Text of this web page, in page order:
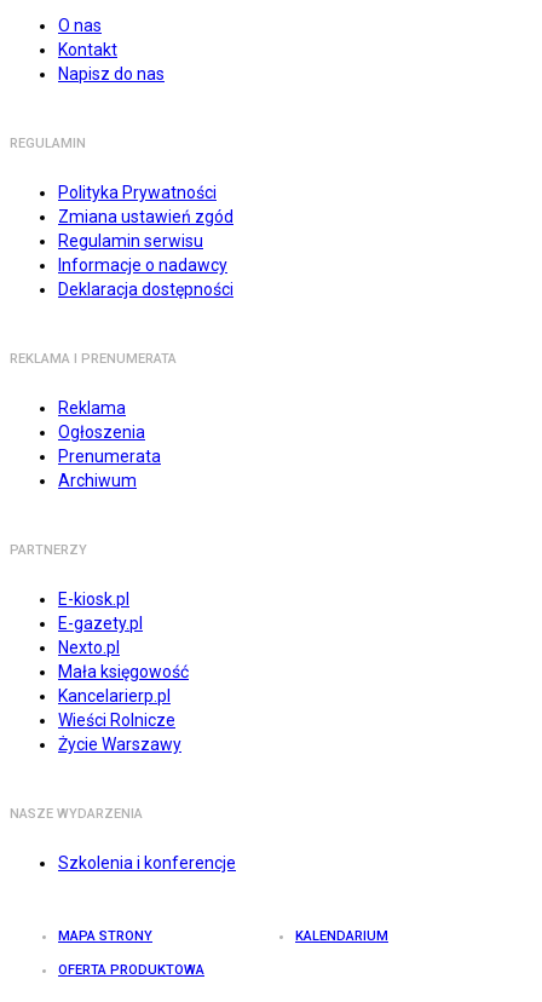
O nas
Kontakt
Napisz do nas
REGULAMIN
Polityka Prywatności
Zmiana ustawień zgód
Regulamin serwisu
Informacje o nadawcy
Deklaracja dostępności
REKLAMA I PRENUMERATA
Reklama
Ogłoszenia
Prenumerata
Archiwum
PARTNERZY
E-kiosk.pl
E-gazety.pl
Nexto.pl
Mała księgowość
Kancelarierp.pl
Wieści Rolnicze
Życie Warszawy
NASZE WYDARZENIA
Szkolenia i konferencje
MAPA STRONY KALENDARIUM
OFERTA PRODUKTOWA